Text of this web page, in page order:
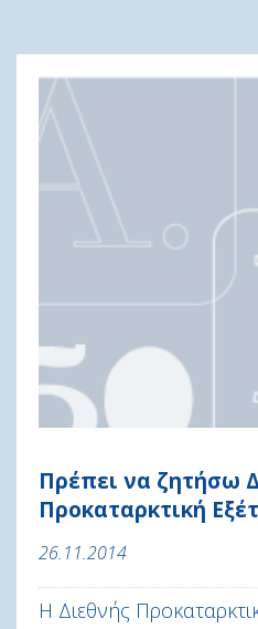
Πρέπει να ζητήσω
Προκαταρκτική
26.11.2014
Η Διεθνής